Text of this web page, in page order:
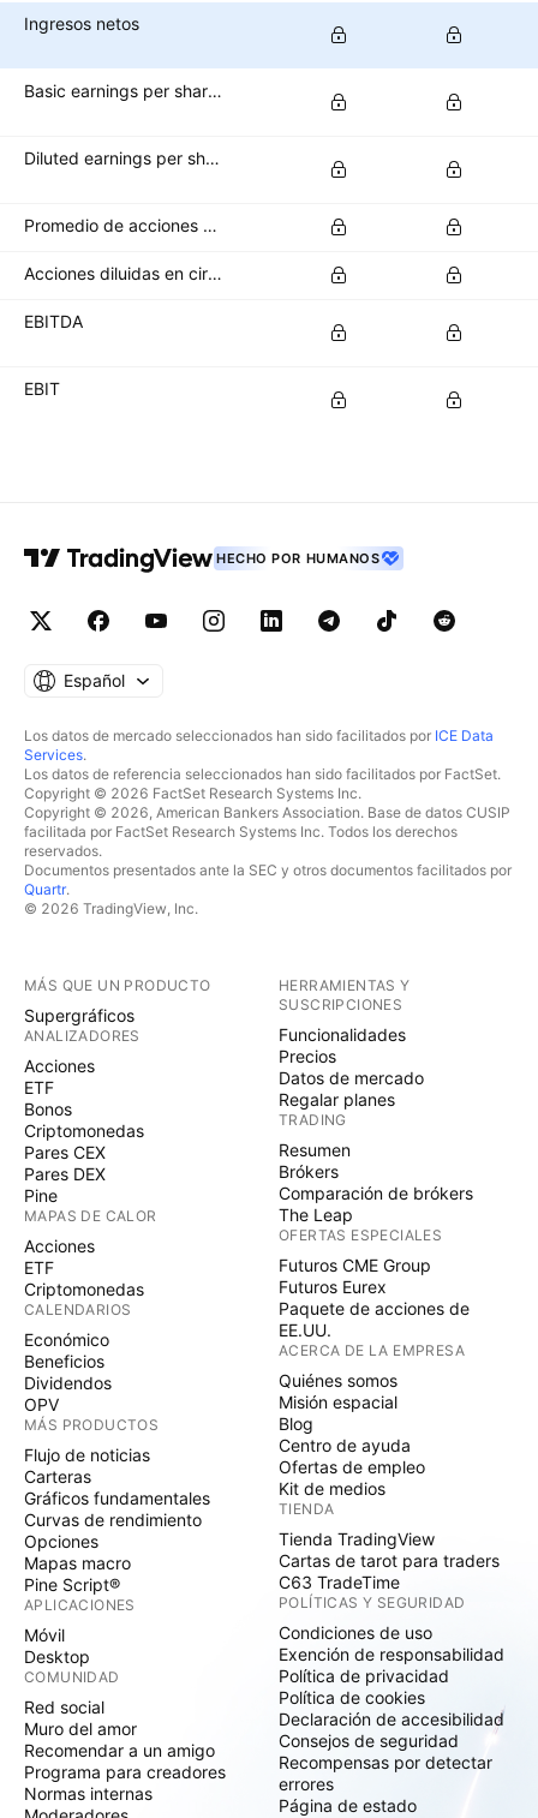
Ingresos netos
Basic earnings per share (basic EPS)
Diluted earnings per share (diluted EPS)
Promedio de acciones básicas en circulación
Acciones diluidas en circulación
EBITDA
EBIT
HECHO POR HUMANOS
Español
Los datos de mercado seleccionados han sido facilitados por ICE Data
Services.
Los datos de referencia seleccionados han sido facilitados por FactSet.
Copyright © 2026 FactSet Research Systems Inc.
Copyright © 2026, American Bankers Association. Base de datos CUSIP
facilitada por FactSet Research Systems Inc. Todos los derechos
reservados.
Documentos presentados ante la SEC y otros documentos facilitados por
Quartr.
© 2026 TradingView, Inc.
MÁS QUE UN PRODUCTO
Supergráficos
ANALIZADORES
Acciones
ETF
Bonos
Criptomonedas
Pares CEX
Pares DEX
Pine
MAPAS DE CALOR
Acciones
ETF
Criptomonedas
CALENDARIOS
Económico
Beneficios
Dividendos
OPV
MÁS PRODUCTOS
Flujo de noticias
Carteras
Gráficos fundamentales
Curvas de rendimiento
Opciones
Mapas macro
Pine Script®
APLICACIONES
Móvil
Desktop
COMUNIDAD
Red social
Muro del amor
Recomendar a un amigo
Programa para creadores
Normas internas
HERRAMIENTAS Y
SUSCRIPCIONES
Funcionalidades
Precios
Datos de mercado
Regalar planes
TRADING
Resumen
Brókers
Comparación de brókers
The Leap
OFERTAS ESPECIALES
Futuros CME Group
Futuros Eurex
Paquete de acciones de
EE.UU.
ACERCA DE LA EMPRESA
Quiénes somos
Misión espacial
Blog
Centro de ayuda
Ofertas de empleo
Kit de medios
TIENDA
Tienda TradingView
Cartas de tarot para traders
C63 TradeTime
POLÍTICAS Y SEGURIDAD
Condiciones de uso
Exención de responsabilidad
Política de privacidad
Política de cookies
Declaración de accesibilidad
Consejos de seguridad
Recompensas por detectar
errores
Página de estado